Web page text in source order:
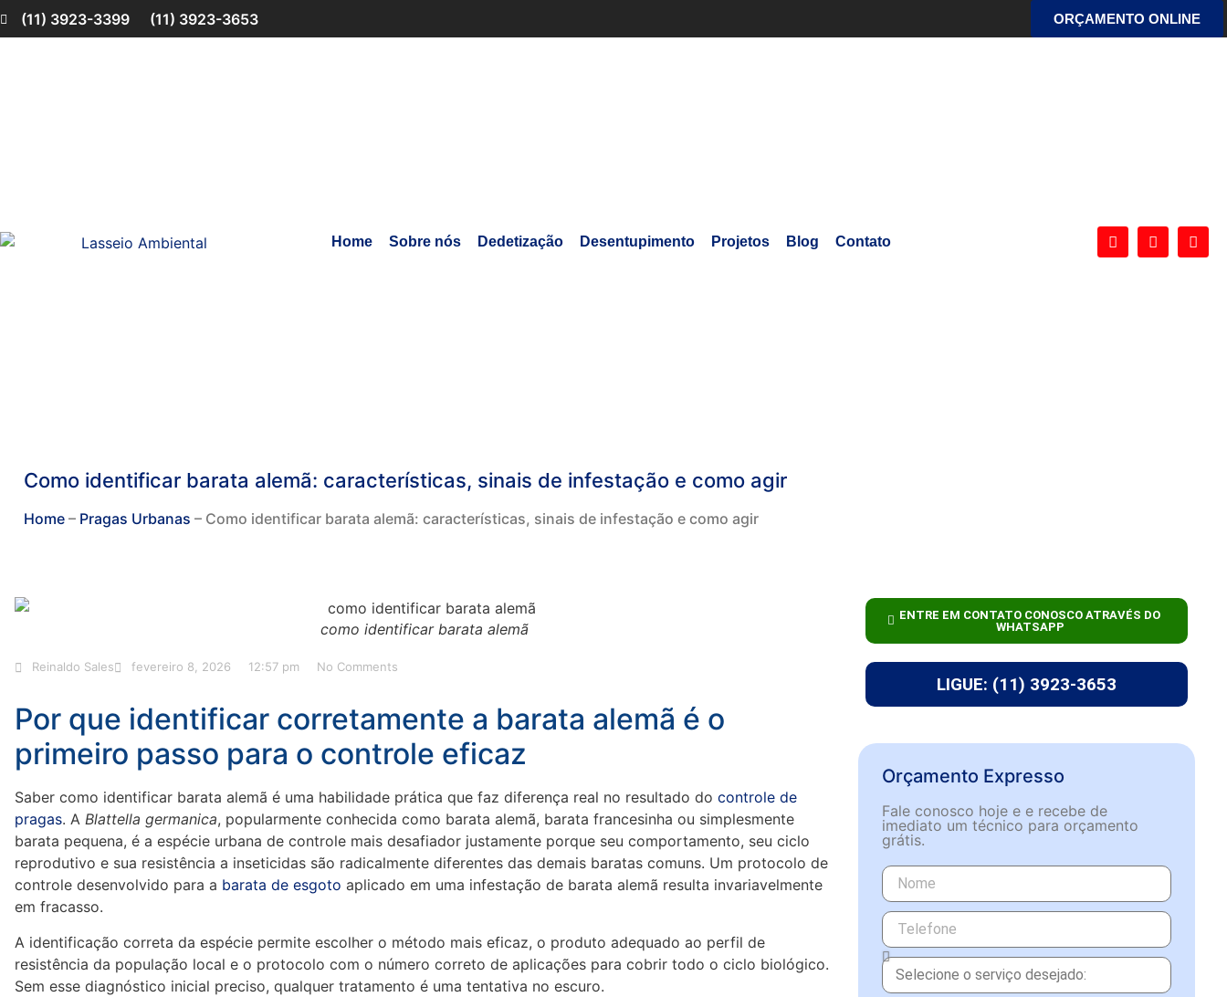
(11) 3923-3399 (11) 3923-3653 ORÇAMENTO ONLINE
Home Sobre nós Dedetização Desentupimento Projetos Blog Contato
Como identificar barata alemã: características, sinais de infestação e como agir
Home – Pragas Urbanas – Como identificar barata alemã: características, sinais de infestação e como agir
como identificar barata alemã
Reinaldo Sales fevereiro 8, 2026 12:57 pm No Comments
Por que identificar corretamente a barata alemã é o
primeiro passo para o controle eficaz
Saber como identificar barata alemã é uma habilidade prática que faz diferença real no resultado do controle de
pragas. A Blattella germanica, popularmente conhecida como barata alemã, barata francesinha ou simplesmente
barata pequena, é a espécie urbana de controle mais desafiador justamente porque seu comportamento, seu ciclo
reprodutivo e sua resistência a inseticidas são radicalmente diferentes das demais baratas comuns. Um protocolo de
controle desenvolvido para a barata de esgoto aplicado em uma infestação de barata alemã resulta invariavelmente
em fracasso.
A identificação correta da espécie permite escolher o método mais eficaz, o produto adequado ao perfil de
resistência da população local e o protocolo com o número correto de aplicações para cobrir todo o ciclo biológico.
Sem esse diagnóstico inicial preciso, qualquer tratamento é uma tentativa no escuro.
ENTRE EM CONTATO CONOSCO ATRAVÉS DO
WHATSAPP
LIGUE: (11) 3923-3653
Orçamento Expresso
Fale conosco hoje e e recebe de
imediato um técnico para orçamento
grátis.